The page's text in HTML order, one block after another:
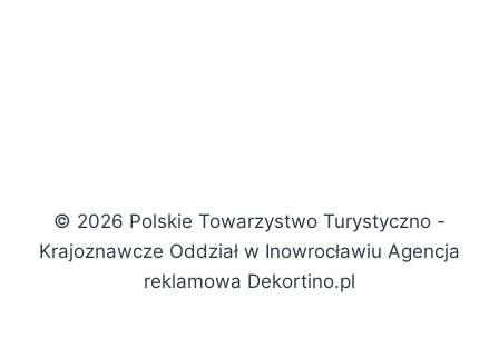
© 2026 Polskie Towarzystwo Turystyczno -
Krajoznawcze Oddział w Inowrocławiu Agencja
reklamowa Dekortino.pl